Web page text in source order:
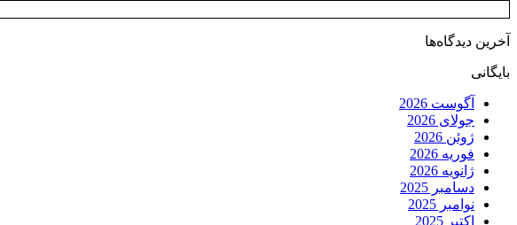
آخرین دیدگاه‌ها
بایگانی
آگوست 2026
جولای 2026
ژوئن 2026
فوریه 2026
ژانویه 2026
دسامبر 2025
نوامبر 2025
اکتبر 2025